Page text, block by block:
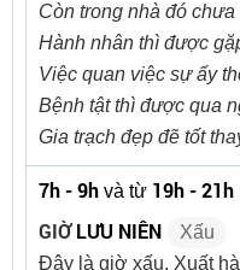
Còn trong nhà đó chưa
Hành nhân thì được
Việc quan việc sự ấy
Bệnh tật thì được qua
Gia trạch đẹp đẽ tốt
7h - 9h và từ 19h - 21h
GIỜLƯU NIÊN
Xấu
Đây là giờ xấu. Xuất